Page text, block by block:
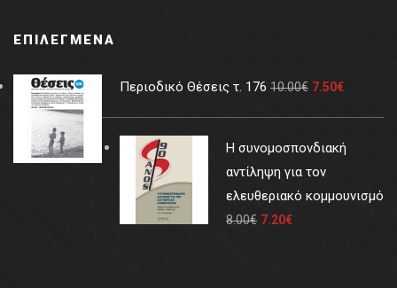
ΕΠΙΛΕΓΜΈΝΑ
Περιοδικό Θέσεις τ. 176 10.00€ 7.50€
Η συνομοσπονδιακή
αντίληψη για τον
ελευθεριακό κομμουνισμό
8.00€ 7.20€